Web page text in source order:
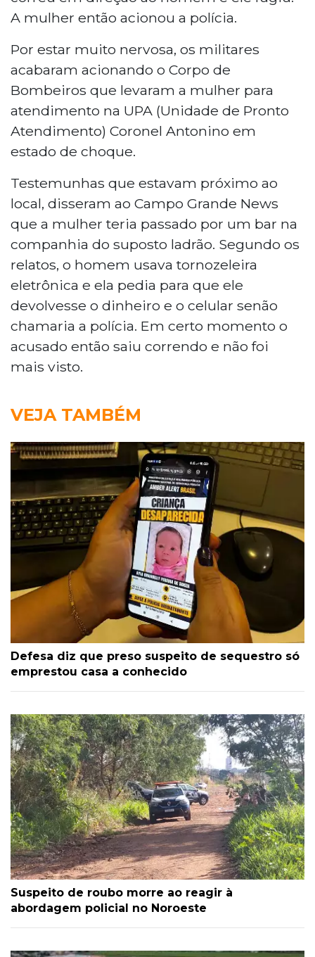
A mulher então acionou a polícia.
Por estar muito nervosa, os militares
acabaram acionando o Corpo de
Bombeiros que levaram a mulher para
atendimento na UPA (Unidade de Pronto
Atendimento) Coronel Antonino em
estado de choque.
Testemunhas que estavam próximo ao
local, disseram ao Campo Grande News
que a mulher teria passado por um bar na
companhia do suposto ladrão. Segundo os
relatos, o homem usava tornozeleira
eletrônica e ela pedia para que ele
devolvesse o dinheiro e o celular senão
chamaria a polícia. Em certo momento o
acusado então saiu correndo e não foi
mais visto.
VEJA TAMBÉM
Defesa diz que preso suspeito de sequestro só
emprestou casa a conhecido
Suspeito de roubo morre ao reagir à
abordagem policial no Noroeste